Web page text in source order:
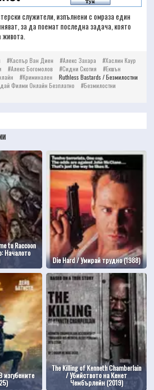
служители, изпълнени с омраза един
за да поемат последна задача, която
живота.
Каспър Ван Диен Алекс Захара
Хаслин Каур
Алекс Богомолов Сидни Скотия
Екшън
Криминален
Ruthless Bastards / Безмилостни
Филми Онлайн Безплатно
Безмилостни
to Raccoon
Началото
Die Hard / Умирай трудно (1988)
изгубените
The Killing of Kenneth Chamberlain
/ Убийството на Кенет
Чембърлейн (2019)